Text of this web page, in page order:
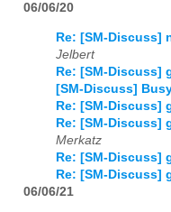
06/06/20
Re: [SM-Discuss]
Jelbert
Re: [SM-Discuss]
[SM-Discuss]
Re: [SM-Discuss]
Re: [SM-Discuss]
Merkatz
Re: [SM-Discuss]
Re: [SM-Discuss]
06/06/21